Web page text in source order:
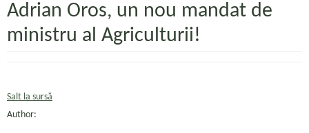
Adrian Oros, un nou mandat de
ministru al Agriculturii!
Salt la sursă
Author: